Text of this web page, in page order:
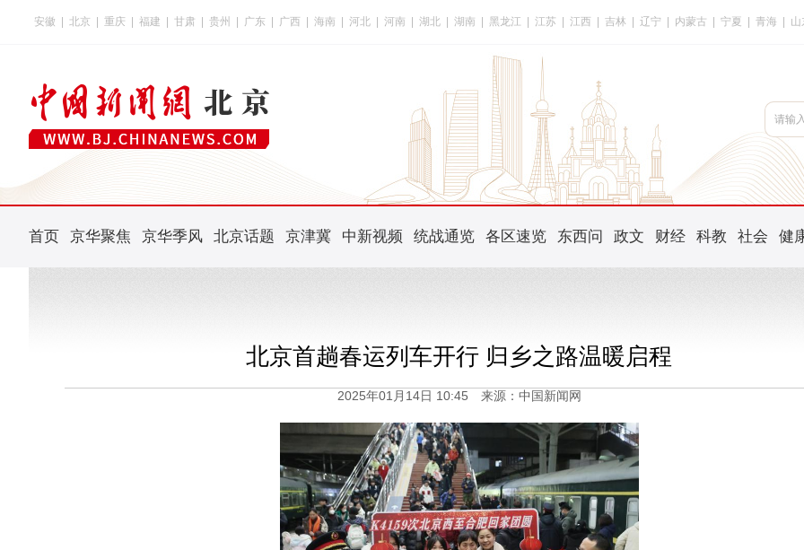
安徽 北京 重庆 福建 甘肃 贵州 广东 广西 海南 河北 河南 湖北 湖南 黑龙江 江苏 江西 吉林 辽宁 内蒙古 宁夏 青海 山
首页 京华聚焦 京华季风 北京话题 京津冀 中新视频 统战通览 各区速览 东西问 政文 财经 科教 社会 健
北京首趟春运列车开行 归乡之路温暖启程
2025年01月14日 10:45 来源：中国新闻网